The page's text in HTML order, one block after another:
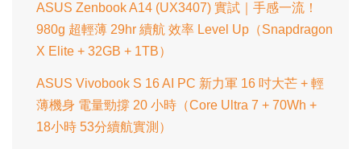
ASUS Zenbook A14 (UX3407) 實試｜手感一流！
980g 超輕薄 29hr 續航 效率 Level Up（Snapdragon
X Elite + 32GB + 1TB）
ASUS Vivobook S 16 AI PC 新力軍 16 吋大芒 + 輕
薄機身 電量勁撐 20 小時（Core Ultra 7 + 70Wh +
18小時 53分續航實測）